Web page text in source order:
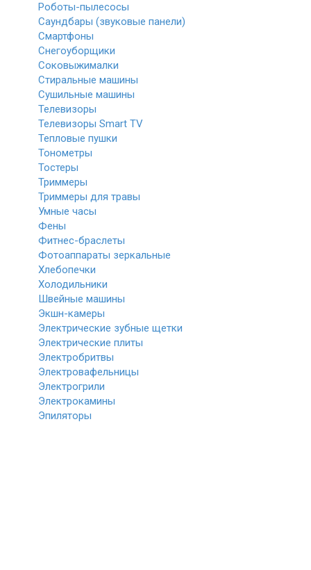
Роботы-пылесосы
Саундбары (звуковые панели)
Смартфоны
Снегоуборщики
Соковыжималки
Стиральные машины
Сушильные машины
Телевизоры
Телевизоры Smart TV
Тепловые пушки
Тонометры
Тостеры
Триммеры
Триммеры для травы
Умные часы
Фены
Фитнес-браслеты
Фотоаппараты зеркальные
Хлебопечки
Холодильники
Швейные машины
Экшн-камеры
Электрические зубные щетки
Электрические плиты
Электробритвы
Электровафельницы
Электрогрили
Электрокамины
Эпиляторы